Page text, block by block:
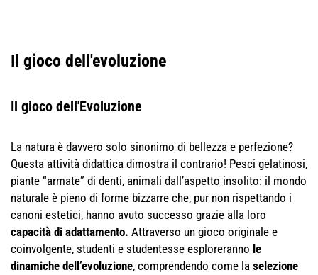
Il gioco dell'evoluzione
Il gioco dell'Evoluzione
La natura è davvero solo sinonimo di bellezza e perfezione?
Questa attività didattica dimostra il contrario! Pesci gelatinosi,
piante “armate” di denti, animali dall’aspetto insolito: il mondo
naturale è pieno di forme bizzarre che, pur non rispettando i
canoni estetici, hanno avuto successo grazie alla loro
capacità di adattamento. Attraverso un gioco originale e
coinvolgente, studenti e studentesse esploreranno le
dinamiche dell’evoluzione, comprendendo come la selezione